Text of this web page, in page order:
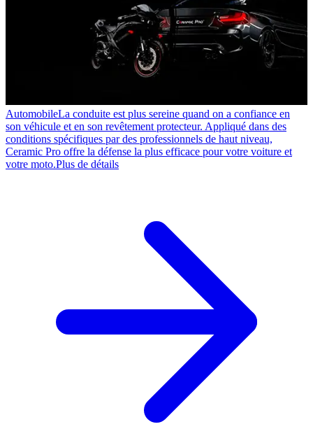
AutomobileLa conduite est plus sereine quand on a confiance en
son véhicule et en son revêtement protecteur. Appliqué dans des
conditions spécifiques par des professionnels de haut niveau,
Ceramic Pro offre la défense la plus efficace pour votre voiture et
votre moto.Plus de détails